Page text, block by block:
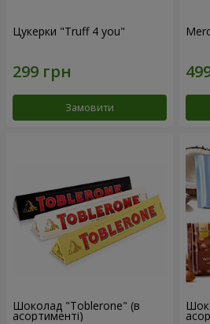
Цукерки "Truff 4 you"
Замовити
Шоколад "Toblerone" (в
асортименті)